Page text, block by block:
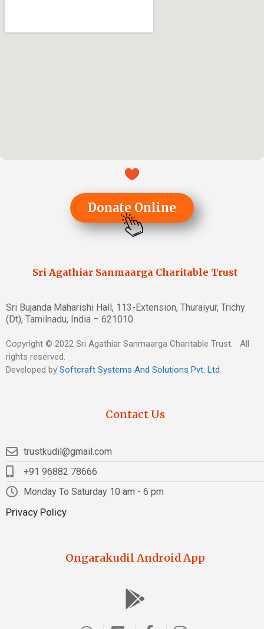
Donate Online
Sri Agathiar Sanmaarga Charitable Trust
Sri Bujanda Maharishi Hall, 113-Extension, Thuraiyur, Trichy
(Dt), Tamilnadu, India – 621010.
Copyright © 2022 Sri Agathiar Sanmaarga Charitable Trust. All
rights reserved.
Developed by Softcraft Systems And Solutions Pvt. Ltd.
Contact Us
trustkudil@gmail.com
+91 96882 78666
Monday To Saturday 10 am - 6 pm
Privacy Policy
Ongarakudil Android App